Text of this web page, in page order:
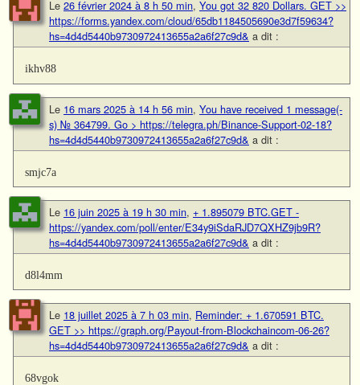
Le 26 février 2024 à 8 h 50 min, You got 32 820 Dollars. GЕТ >>
https://forms.yandex.com/cloud/65db1184505690e3d7f59634?
hs=4d4d5440b9730972413655a2a6f27c9d& a dit :
ikhv88
Le 16 mars 2025 à 14 h 56 min, You have received 1 message(-
s) № 364799. Go > https://telegra.ph/Binance-Support-02-18?
hs=4d4d5440b9730972413655a2a6f27c9d& a dit :
smjc7a
Le 16 juin 2025 à 19 h 30 min, + 1.895079 BTC.GET -
https://yandex.com/poll/enter/E34y9iSdaRJD7QXHZ9jb9R?
hs=4d4d5440b9730972413655a2a6f27c9d& a dit :
d8l4mm
Le 18 juillet 2025 à 7 h 03 min, Reminder: + 1.670591 BTC.
GET >> https://graph.org/Payout-from-Blockchaincom-06-26?
hs=4d4d5440b9730972413655a2a6f27c9d& a dit :
68vgok